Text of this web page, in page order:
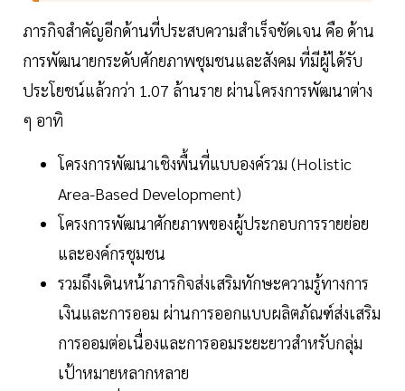
ภารกิจสำคัญอีกด้านที่ประสบความสำเร็จชัดเจน คือ ด้าน
การพัฒนายกระดับศักยภาพชุมชนและสังคม ที่มีผู้ได้รับ
ประโยชน์แล้วกว่า 1.07 ล้านราย ผ่านโครงการพัฒนาต่าง
ๆ อาทิ
โครงการพัฒนาเชิงพื้นที่แบบองค์รวม (Holistic
Area-Based Development)
โครงการพัฒนาศักยภาพของผู้ประกอบการรายย่อย
และองค์กรชุมชน
รวมถึงเดินหน้าภารกิจส่งเสริมทักษะความรู้ทางการ
เงินและการออม ผ่านการออกแบบผลิตภัณฑ์ส่งเสริม
การออมต่อเนื่องและการออมระยะยาวสำหรับกลุ่ม
เป้าหมายหลากหลาย